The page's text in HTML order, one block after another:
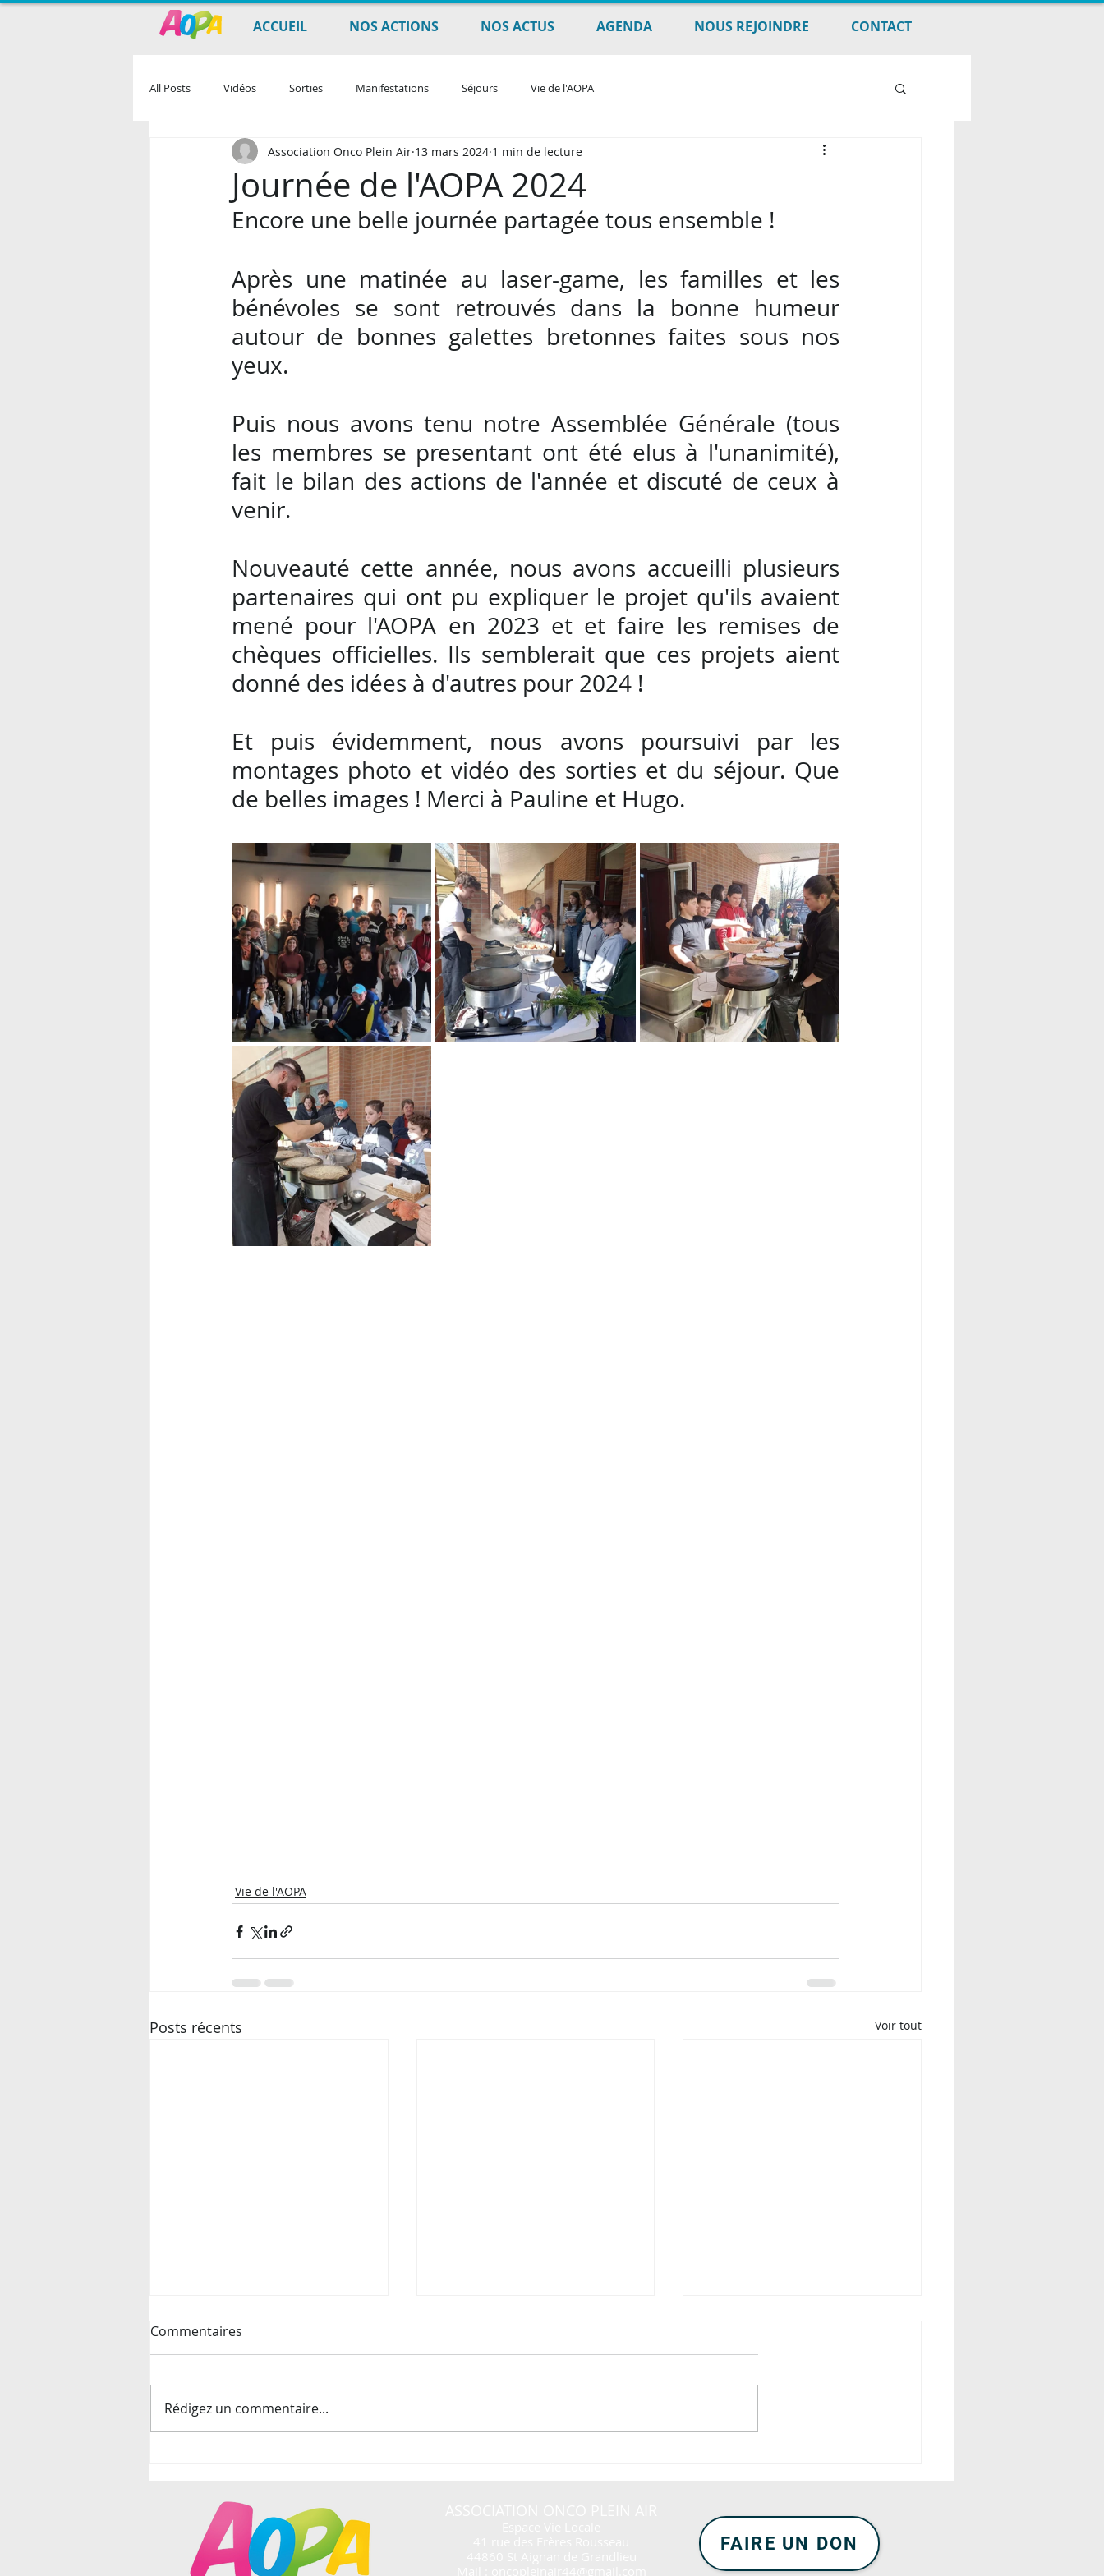
ACCUEIL NOS ACTIONS NOS ACTUS AGENDA NOUS REJOINDRE CONTACT
All Posts Vidéos Sorties Manifestations Séjours Vie de l'AOPA
Journée de l'AOPA 2024
Association Onco Plein Air 13 mars 2024 1 min de lecture
Encore une belle journée partagée tous ensemble !
Après une matinée au laser-game, les familles et les
bénévoles se sont retrouvés dans la bonne humeur
autour de bonnes galettes bretonnes faites sous nos
yeux.
Puis nous avons tenu notre Assemblée Générale (tous
les membres se presentant ont été elus à l'unanimité),
fait le bilan des actions de l'année et discuté de ceux à
venir.
Nouveauté cette année, nous avons accueilli plusieurs
partenaires qui ont pu expliquer le projet qu'ils avaient
mené pour l'AOPA en 2023 et et faire les remises de
chèques officielles. Ils semblerait que ces projets aient
donné des idées à d'autres pour 2024 !
Et puis évidemment, nous avons poursuivi par les
montages photo et vidéo des sorties et du séjour. Que
de belles images ! Merci à Pauline et Hugo.
Vie de l'AOPA
Posts récents Voir tout
Commentaires
Rédigez un commentaire...
FAIRE UN DON